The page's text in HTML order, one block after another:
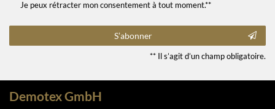
Je peux rétracter mon consentement à tout moment.**
S’abonner
** Il s’agit d’un champ obligatoire.
Demotex GmbH